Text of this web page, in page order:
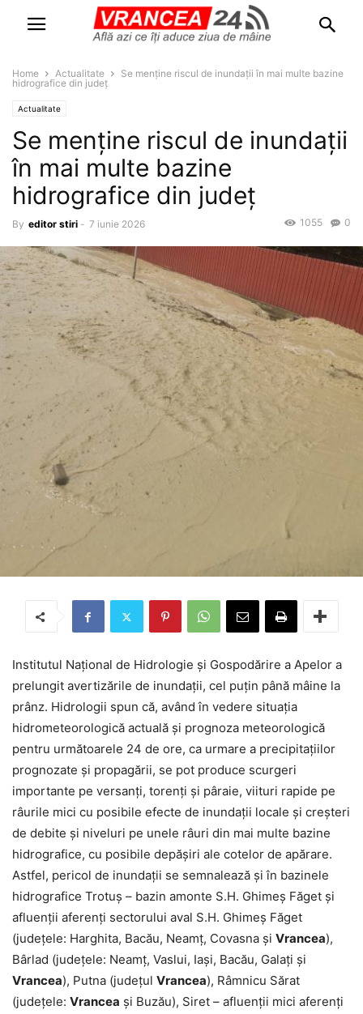
Home Actualitate
Se menține riscul de inundații în mai multe bazine
hidrografice din județ
Actualitate
Se menține riscul de inundații
în mai multe bazine
hidrografice din județ
By editor stiri - 7 iunie 2026 0
1055
Institutul Național de Hidrologie și Gospodărire a Apelor a
prelungit avertizările de inundații, cel puțin până mâine la
prânz. Hidrologii spun că, având în vedere situația
hidrometeorologică actuală și prognoza meteorologică
pentru următoarele 24 de ore, ca urmare a precipitațiilor
prognozate și propagării, se pot produce scurgeri
importante pe versanţi, torenţi şi pâraie, viituri rapide pe
râurile mici cu posibile efecte de inundaţii locale şi creşteri
de debite şi niveluri pe unele râuri din mai multe bazine
hidrografice, cu posibile depăşiri ale cotelor de apărare.
Astfel, pericol de inundații se semnalează și în bazinele
hidrografice Trotuş – bazin amonte S.H. Ghimeş Făget şi
afluenţii aferenţi sectorului aval S.H. Ghimeş Făget
(judeţele: Harghita, Bacău, Neamţ, Covasna şi Vrancea),
Bârlad (judeţele: Neamţ, Vaslui, Iaşi, Bacău, Galaţi şi
Vrancea), Putna (județul Vrancea), Râmnicu Sărat
(județele: Vrancea și Buzău), Siret – afluenţii mici aferenţi